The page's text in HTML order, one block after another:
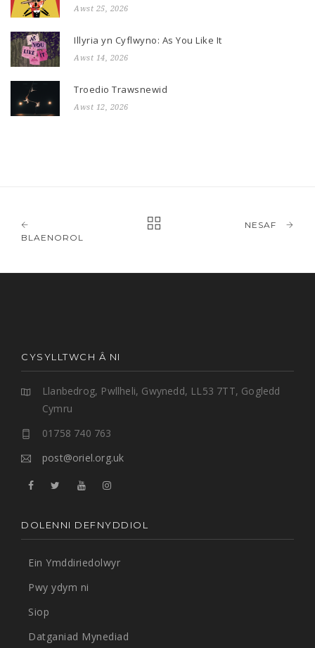
Awst 25, 2026
Illyria yn Cyflwyno: As You Like It
Awst 14, 2026
Troedio Trawsnewid
Awst 12, 2026
BLAENOROL
NESAF
CYSYLLTWCH Â NI
Llanbedrog, Pwllheli, Gwynedd, LL53 7TT, Gogledd
Cymru
01758 740 763
post@oriel.org.uk
DOLENNI DEFNYDDIOL
Ein Ymddiriedolwyr
Pwy ydym ni
Siop
Datganiad Mynediad